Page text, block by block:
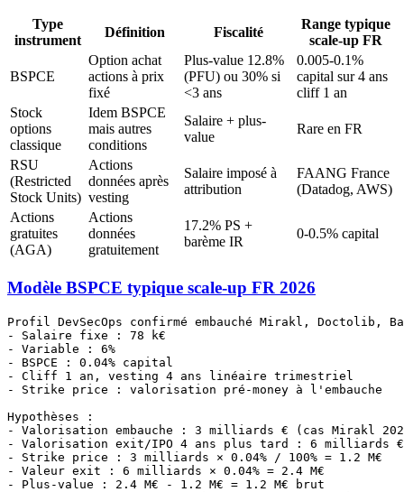
Type
instrument
Définition Fiscalité
Range typique
scale-up FR
BSPCE
Option achat
actions à prix
fixé
Plus-value 12.8%
(PFU) ou 30% si
<3 ans
0.005-0.1%
capital sur 4 ans
cliff 1 an
Stock
options
classique
Idem BSPCE
mais autres
conditions
Salaire + plus-
value
Rare en FR
RSU
(Restricted
Stock Units)
Actions
données après
vesting
Salaire imposé à
attribution
FAANG France
(Datadog, AWS)
Actions
gratuites
(AGA)
Actions
données
gratuitement
17.2% PS +
barème IR
0-0.5% capital
Modèle BSPCE typique scale-up FR 2026
Profil DevSecOps confirmé embauché Mirakl, Doctolib,
- Salaire fixe : 78 k€
- Variable : 6%
- BSPCE : 0.04% capital
- Cliff 1 an, vesting 4 ans linéaire trimestriel
- Strike price : valorisation pré-money à l'embauche
Hypothèses :
- Valorisation embauche : 3 milliards € (cas Mirakl
- Valorisation exit/IPO 4 ans plus tard : 6 milliards
- Strike price : 3 milliards × 0.04% / 100% = 1.2 M€
- Valeur exit : 6 milliards × 0.04% = 2.4 M€
- Plus-value : 2.4 M€ - 1.2 M€ = 1.2 M€ brut